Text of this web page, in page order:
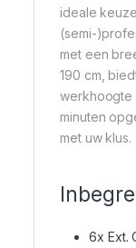
ideale
(semi-
met een
190 cm,
werkhoogte
minuten
met uw klus.
6x Ext.